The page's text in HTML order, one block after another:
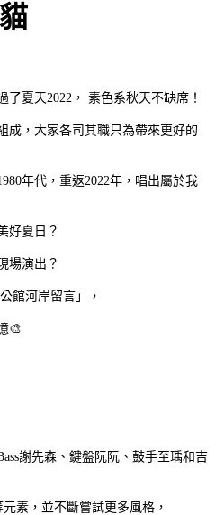
夏天2022， 素色系秋天不缺席！
成，大家各司其職只為帶來更好的
年代，重返2022年，唱出屬於我
好夏日？
場演出？
館河岸留言」，
🎨
謝先森、鍵盤阮阮、鼓手至瑀和吉
素，並不斷嘗試更多風格，